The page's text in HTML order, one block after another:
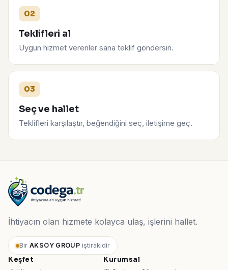
02
Teklifleri al
Uygun hizmet verenler sana teklif göndersin.
03
Seç ve hallet
Teklifleri karşılaştır, beğendiğini seç, iletişime geç.
İhtiyacın olan hizmete kolayca ulaş, işlerini hallet.
Bir AKSOY GROUP iştirakidir
Keşfet
Kurumsal